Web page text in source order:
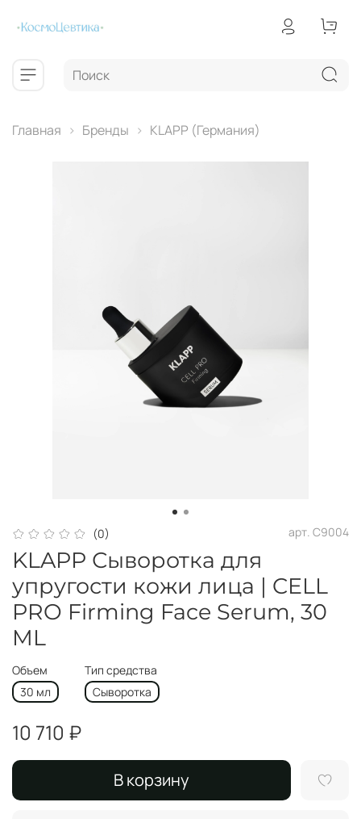
Главная Бренды КLAPP (Германия)
(0) арт. C9004
KLAPP Сыворотка для
упругости кожи лица | CELL
PRO Firming Face Serum, 30
ML
Объем
30 мл
Тип средства
Сыворотка
10 710 ₽
В корзину